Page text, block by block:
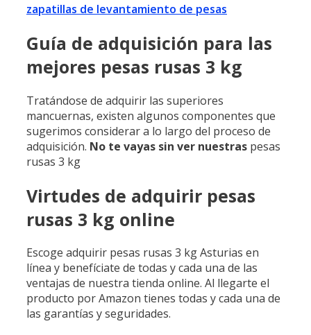
zapatillas de levantamiento de pesas
Guía de adquisición para las
mejores pesas rusas 3 kg
Tratándose de adquirir las superiores
mancuernas, existen algunos componentes que
sugerimos considerar a lo largo del proceso de
adquisición. No te vayas sin ver nuestras pesas
rusas 3 kg
Virtudes de adquirir pesas
rusas 3 kg online
Escoge adquirir pesas rusas 3 kg Asturias en
línea y benefíciate de todas y cada una de las
ventajas de nuestra tienda online. Al llegarte el
producto por Amazon tienes todas y cada una de
las garantías y seguridades.